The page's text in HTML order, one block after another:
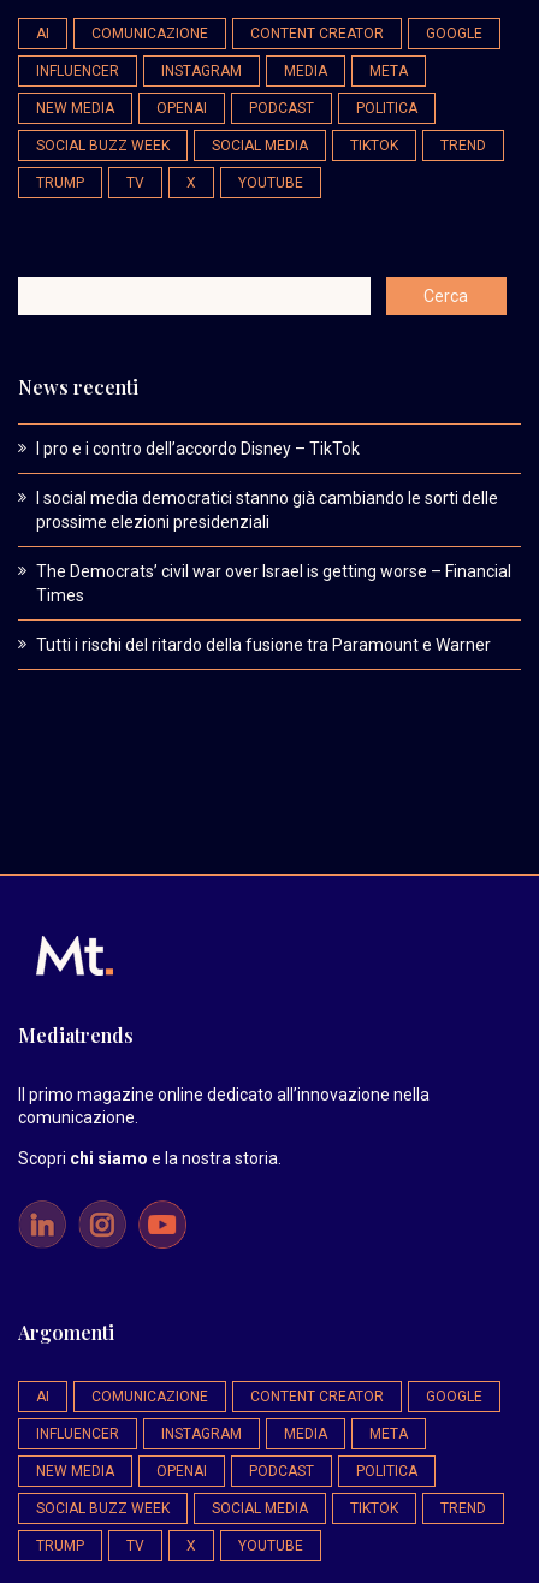
AI COMUNICAZIONE CONTENT CREATOR GOOGLE
INFLUENCER INSTAGRAM MEDIA META
NEW MEDIA OPENAI PODCAST POLITICA
SOCIAL BUZZ WEEK SOCIAL MEDIA TIKTOK TREND
TRUMP TV X YOUTUBE
News recenti
I pro e i contro dell’accordo Disney – TikTok
I social media democratici stanno già cambiando le sorti delle
prossime elezioni presidenziali
The Democrats’ civil war over Israel is getting worse – Financial
Times
Tutti i rischi del ritardo della fusione tra Paramount e Warner
Mediatrends
Il primo magazine online dedicato all’innovazione nella
comunicazione.
Scopri chi siamo e la nostra storia
Argomenti
AI COMUNICAZIONE CONTENT CREATOR GOOGLE
INFLUENCER INSTAGRAM MEDIA META
NEW MEDIA OPENAI PODCAST POLITICA
SOCIAL BUZZ WEEK SOCIAL MEDIA TIKTOK TREND
TRUMP TV X YOUTUBE